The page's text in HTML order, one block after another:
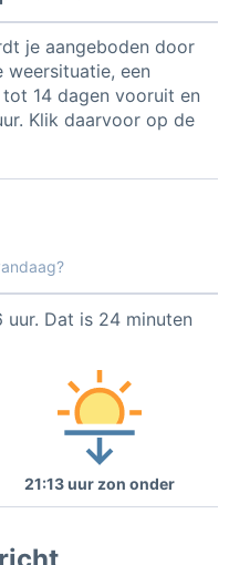
je aangeboden door
weersituatie, een
14 dagen vooruit en
Klik daarvoor op de
Dat is 24 minuten
21:13 uur zon onder